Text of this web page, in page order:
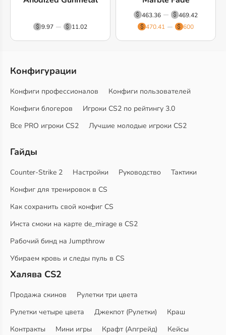
9.97 11.02
463.36
469.42
470.41
600
Конфигурации
Конфиги профессионалов
Конфиги пользователей
Конфиги блогеров
Игроки CS2 по рейтингу 3.0
Все PRO игроки CS2
Лучшие молодые игроки CS2
Гайды
Counter-Strike 2 Настройки Руководство
Тактики
Конфиг для тренировок в CS
Как сохранить свой конфиг CS
Инста смоки на карте de_mirage в CS2
Рабочий бинд на Jumpthrow
Убираем кровь и следы пуль в CS
Халява CS2
Продажа скинов
Рулетки три цвета
Рулетки четыре цвета
Джекпот (Рулетки)
Краш
Контракты
Мини игры Крафт (Апгрейд)
Кейсы